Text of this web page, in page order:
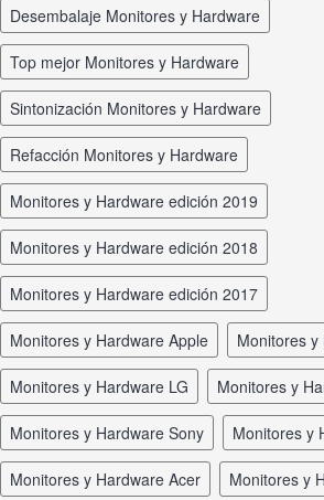
desembalaje Monitores y Hardware
top mejor Monitores y Hardware
sintonización Monitores y Hardware
refacción Monitores y Hardware
Monitores y Hardware edición 2019
Monitores y Hardware edición 2018
Monitores y Hardware edición 2017
Monitores y Hardware Apple Monitores
Monitores y Hardware LG Monitores y
Monitores y Hardware Sony Monitores
Monitores y Hardware Acer Monitores y